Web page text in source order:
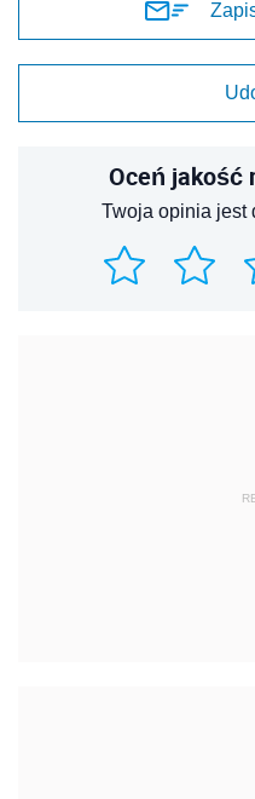
Oceń jakość
Twoja opinia jest